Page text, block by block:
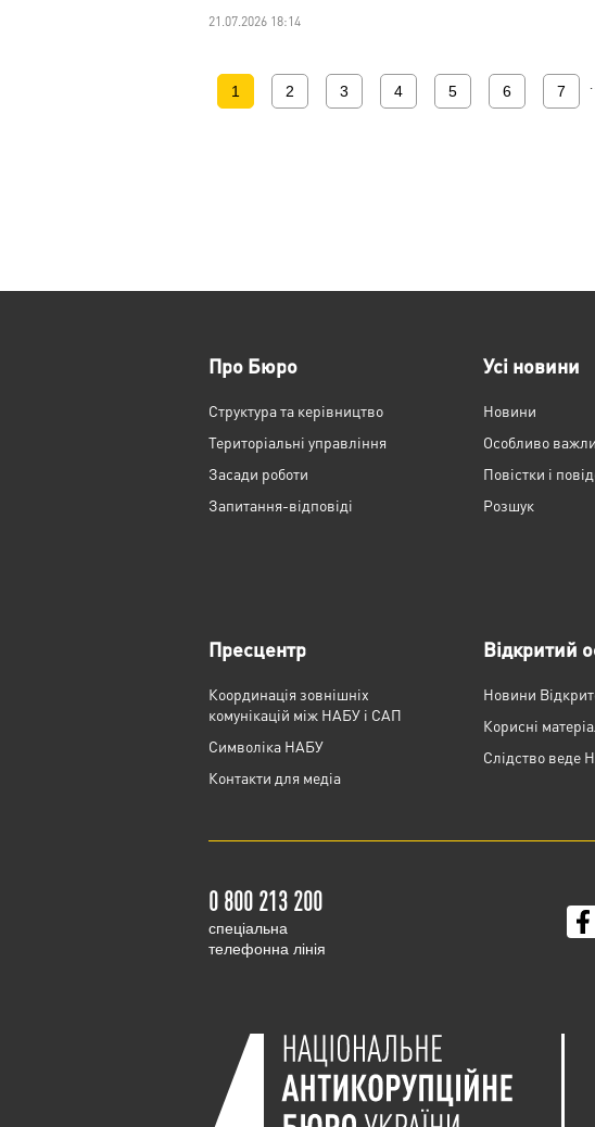
21.07.2026 18:14
1 2 3 4 5 6 7
Про Бюро
Структура та керівництво
Територіальні управління
Засади роботи
Запитання-відповіді
Усі новини
Новини
Особливо
Повістки і
Розшук
Пресцентр
Координація зовнішніх
комунікацій між НАБУ і САП
Cимволіка НАБУ
Контакти для медіа
Відкритий
Новини
Корисні
Слідство веде
0 800 213 200
cпеціальна
телефонна лінія